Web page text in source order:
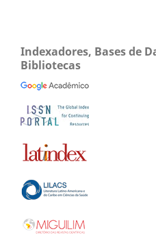
Indexadores, Bases de
Bibliotecas